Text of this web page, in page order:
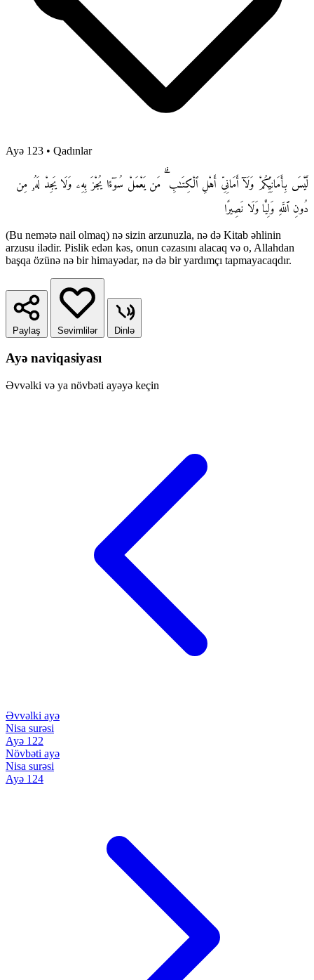
Ayə 123 • Qadınlar
لَّيْسَ بِأَمَانِيِّكُمْ وَلَآ أَمَانِىِّ أَهْلِ ٱلْكِتَـٰبِ ۗ مَن يَعْمَلْ سُوٓءًا يُجْزَ بِهِۦ وَلَا يَجِدْ لَهُۥ مِن
دُونِ ٱللَّهِ وَلِيًّا وَلَا نَصِيرًا
(Bu nemətə nail olmaq) nə sizin arzunuzla, nə də Kitab əhlinin
arzusu ilədir. Pislik edən kəs, onun cəzasını alacaq və o, Allahdan
başqa özünə nə bir himayədar, nə də bir yardımçı tapmayacaqdır.
Paylaş Sevimlilər Dinlə
Ayə naviqasiyası
Əvvəlki və ya növbəti ayəyə keçin
Əvvəlki ayə
Nisa surəsi
Ayə 122
Növbəti ayə
Nisa surəsi
Ayə 124